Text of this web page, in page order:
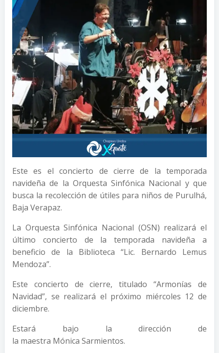
Este es el concierto de cierre de la temporada
navideña de la Orquesta Sinfónica Nacional y que
busca la recolección de útiles para niños de Purulhá,
Baja Verapaz.
La Orquesta Sinfónica Nacional (OSN) realizará el
último concierto de la temporada navideña a
beneficio de la Biblioteca “Lic. Bernardo Lemus
Mendoza”.
Este concierto de cierre, titulado “Armonías de
Navidad”, se realizará el próximo miércoles 12 de
diciembre.
Estará bajo la dirección de
la maestra Mónica Sarmientos.